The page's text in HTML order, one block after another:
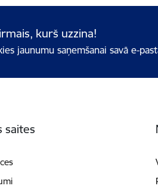
kurš uzzina!
jaunumu saņemšanai savā e-
saites